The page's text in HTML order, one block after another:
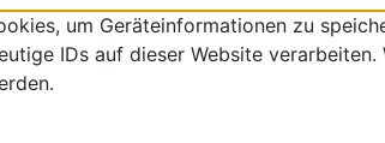
um Geräteinformationen zu
IDs auf dieser Website